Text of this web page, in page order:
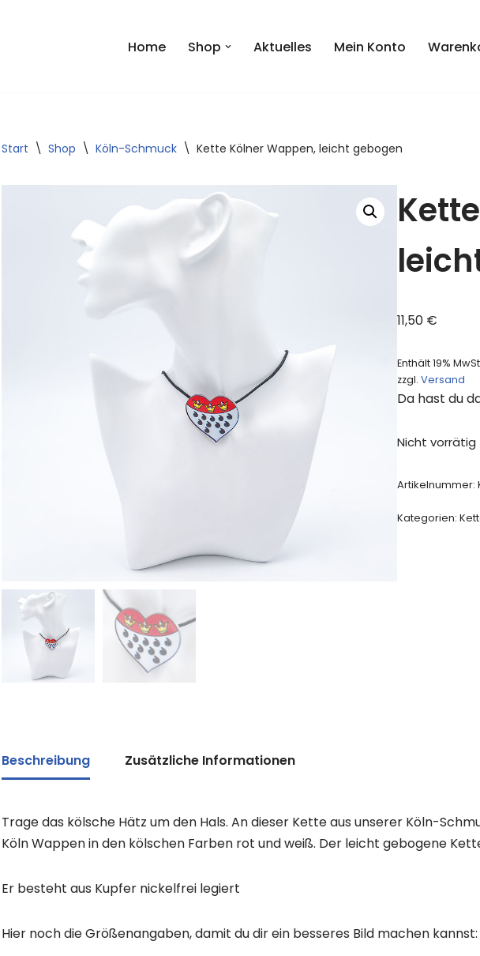
Home Shop Aktuelles Mein Konto
Start \ Shop \ Köln-Schmuck \ Kette Kölner Wappen, leicht gebogen
11,50 €
Enthält 19%
zzgl.Versand
Da hast du
Nicht vorrätig
Artikelnummer:
Kategorien:
Beschreibung Zusätzliche Informationen
Trage das kölsche Hätz um den Hals. An dieser Kette aus unserer Köln-
Köln Wappen in den kölschen Farben rot und weiß. Der leicht gebogene
Er besteht aus Kupfer nickelfrei legiert
Hier noch die Größenangaben, damit du dir ein besseres Bild machen kannst: